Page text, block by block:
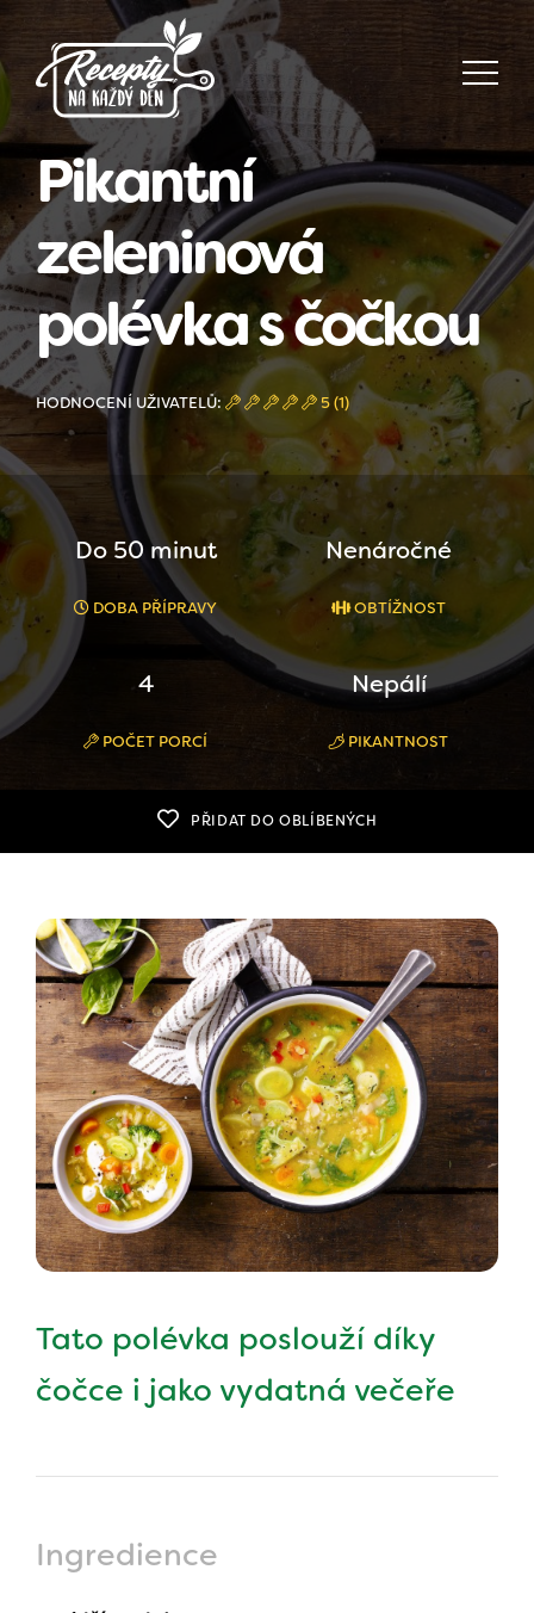
Pikantní
zeleninová
polévka s čočkou
HODNOCENÍ UŽIVATELŮ: 5 (1)
Do 50 minut
DOBA PŘÍPRAVY
Nenáročné
OBTÍŽNOST
4
POČET PORCÍ
Nepálí
PIKANTNOST
PŘIDAT DO OBLÍBENÝCH
Tato polévka poslouží díky
čočce i jako vydatná večeře
Ingredience